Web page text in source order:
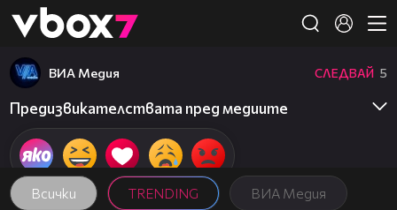
👾
Всички TRENDING ВИА Медия
ВИА Медия СЛЕДВАЙ 5
Предизвикателствата пред медиите
18:17